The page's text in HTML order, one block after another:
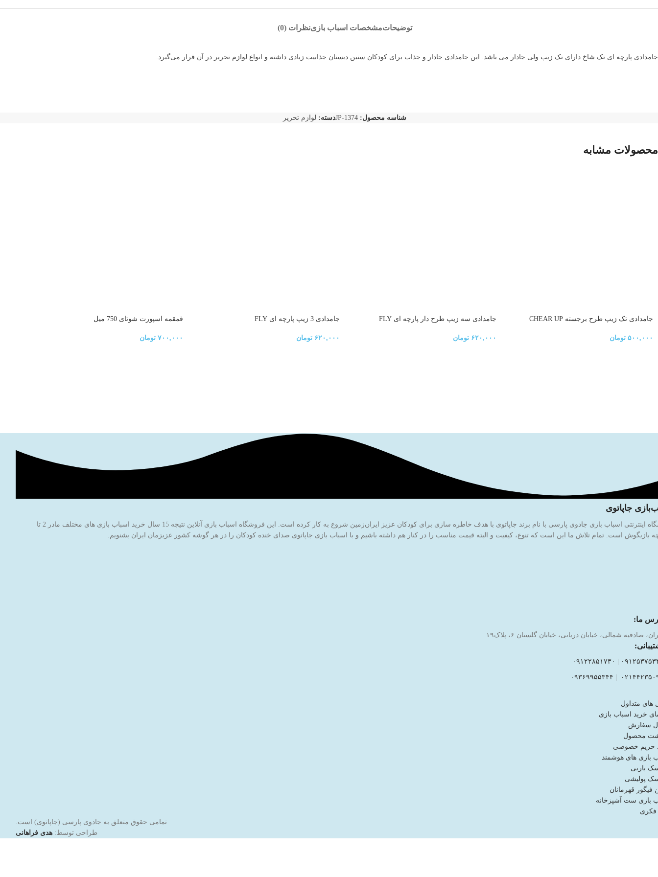
توضیحاتمشخصات اسباب بازینظرات (0)
جامدادی پارچه ای تک شاخ دارای تک زیپ ولی جادار می باشد. این جامدادی جادار و جذاب برای کودکان سنین دبستان جذابیت زیادی داشته و انواع لوازم تحریر در آن قرار می‌گیرد.
شناسه محصول: JP-1374دسته: لوازم تحریر
محصولات مشابه
جامدادی تک زیپ طرح برجسته CHEAR UP
۵۰۰,۰۰۰ تومان
جامدادی سه زیپ طرح دار پارچه ای FLY
۶۲۰,۰۰۰ تومان
جامدادی 3 زیپ پارچه ای FLY
۶۲۰,۰۰۰ تومان
قمقمه اسپورت شوتای 750 ميل
۷۰۰,۰۰۰ تومان
جاپاتوی
فروشگاه اینترنتی اسباب بازی جادوی پارسی با نام برند جاپاتوی با هدف خاطره سازی برای کودکان عزیز ایران‌زمین شروع به کار کرده است. این فروشگاه اسباب بازی آنلاین نتیجه 15 سال خرید اسباب بازی های مختلف مادر 2 تا
بازیگوش است. تمام تلاش ما این است که تنوع، کیفیت و البته قیمت مناسب را در کنار هم داشته باشیم و با اسباب بازی جاپاتوی صدای خنده کودکان را در هر گوشه کشور عزیزمان ایران بشنویم.
ما:
صادقیه شمالی، خیابان دریانی، خیابان گلستان ۶، پلاک۱۹
۰۹۱۲۲۸۵۱۷۳۰
۰۹۳۶۹۹۵۵۳۴۴
های متداول
خرید اسباب بازی
سفارش
محصول
حریم خصوصی
بازی های هوشمند
باربی
پولیشی
فیگور قهرمانان
بازی ست آشپزخانه
فکری
تمامی حقوق متعلق به جادوی پارسی (جاپاتوی) است.
طراحی توسط: هدی فراهانی